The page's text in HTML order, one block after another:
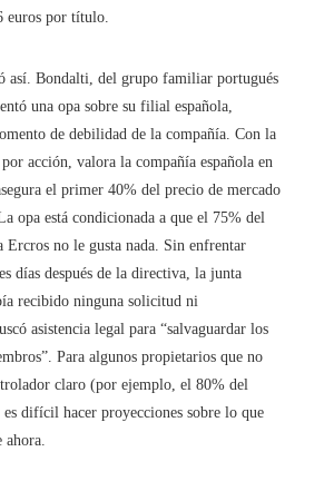
euros por título.
así. Bondalti, del grupo familiar portugués
una opa sobre su filial española,
de debilidad de la compañía. Con la
acción, valora la compañía española en
el primer 40% del precio de mercado
opa está condicionada a que el 75% del
Ercros no le gusta nada. Sin enfrentar
días después de la directiva, la junta
recibido ninguna solicitud ni
asistencia legal para “salvaguardar los
Para algunos propietarios que no
claro (por ejemplo, el 80% del
difícil hacer proyecciones sobre lo que
ahora.